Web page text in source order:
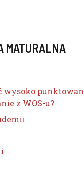
MATURALNA
wysoko
z WOS-u?